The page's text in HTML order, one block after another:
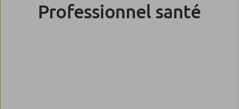
Professionnel santé